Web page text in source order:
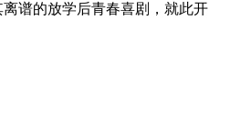
谱的放学后青春喜剧，就此开